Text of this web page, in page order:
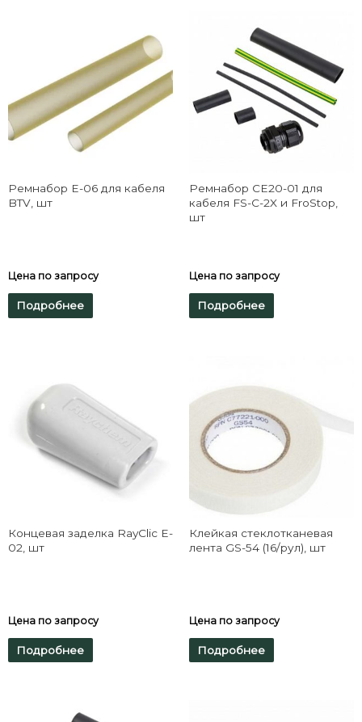
Ремнабор E-06 для кабеля
BTV, шт
Цена по запросу
Подробнее
Ремнабор CE20-01 для
кабеля FS-C-2X и FroStop,
шт
Цена по запросу
Подробнее
Концевая заделка RayClic E-
02, шт
Цена по запросу
Подробнее
Клейкая стеклотканевая
лента GS-54 (16/рул), шт
Цена по запросу
Подробнее